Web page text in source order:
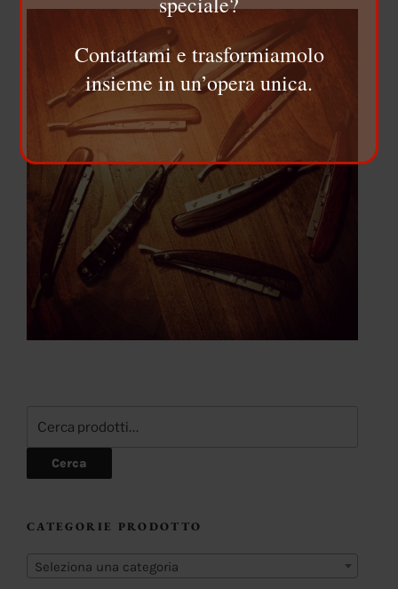
Cerca
CATEGORIE PRODOTTO
Seleziona una categoria
Contattami e trasformiamolo
insieme in un’opera unica.